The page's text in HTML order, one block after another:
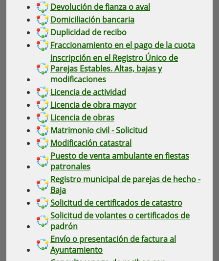
Devolución de fianza o aval
Domiciliación bancaria
Duplicidad de recibo
Fraccionamiento en el pago de la cuota
Inscripción en el Registro Único de
Parejas Estables. Altas, bajas y
modificaciones
Licencia de actividad
Licencia de obra mayor
Licencia de obras
Matrimonio civil - Solicitud
Modificación catastral
Puesto de venta ambulante en fiestas
patronales
Registro municipal de parejas de hecho -
Baja
Solicitud de certificados de catastro
Solicitud de volantes o certificados de
padrón
Envío o presentación de factura al
Ayuntamiento